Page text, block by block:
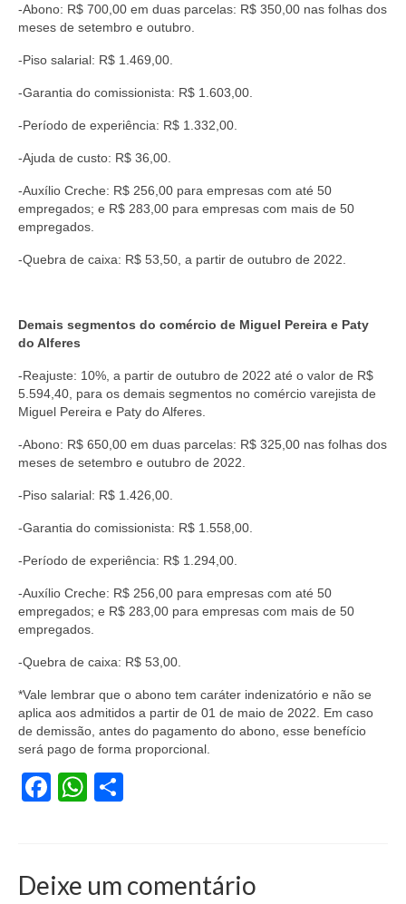
Dependentes
Vídeos
Publicações
Editais
Perguntas frequentes
EMPRESAS
Boletos
Seja um conveniado
PESQUISA 6×1
-Abono: R$ 700,00 em duas parcelas: R$ 350,00 nas folhas dos
meses de setembro e outubro.
-Piso salarial: R$ 1.469,00.
-Garantia do comissionista: R$ 1.603,00.
-Período de experiência: R$ 1.332,00.
-Ajuda de custo: R$ 36,00.
-Auxílio Creche: R$ 256,00 para empresas com até 50
empregados; e R$ 283,00 para empresas com mais de 50
empregados.
-Quebra de caixa: R$ 53,50, a partir de outubro de 2022.
Demais segmentos do comércio de Miguel Pereira e Paty
do Alferes
-Reajuste: 10%, a partir de outubro de 2022 até o valor de R$
5.594,40, para os demais segmentos no comércio varejista de
Miguel Pereira e Paty do Alferes.
-Abono: R$ 650,00 em duas parcelas: R$ 325,00 nas folhas dos
meses de setembro e outubro de 2022.
-Piso salarial: R$ 1.426,00.
-Garantia do comissionista: R$ 1.558,00.
-Período de experiência: R$ 1.294,00.
-Auxílio Creche: R$ 256,00 para empresas com até 50
empregados; e R$ 283,00 para empresas com mais de 50
empregados.
-Quebra de caixa: R$ 53,00.
*Vale lembrar que o abono tem caráter indenizatório e não se
aplica aos admitidos a partir de 01 de maio de 2022. Em caso
de demissão, antes do pagamento do abono, esse benefício
será pago de forma proporcional.
Facebook
WhatsApp
Deixe um comentário